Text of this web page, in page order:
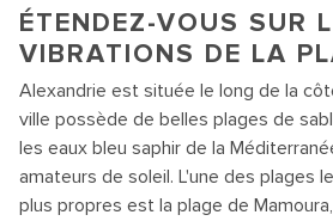
ÉTENDEZ-VOUS SUR
VIBRATIONS DE LA
Alexandrie est située le long de la
ville possède de belles plages de
les eaux bleu saphir de la
amateurs de soleil. L'une des plages
plus propres est la plage de